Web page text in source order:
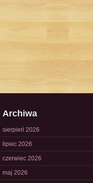
Archiwa
sierpień 2026
lipiec 2026
czerwiec 2026
maj 2026